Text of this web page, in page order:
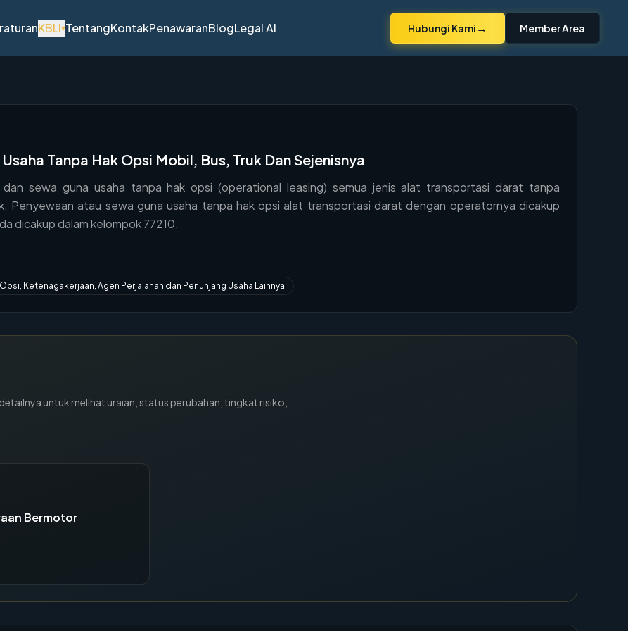
KBLI▾TentangKontakPenawaranBlogLegal AI Hubungi Kami → Member Area
Tanpa Hak Opsi Mobil, Bus, Truk Dan Sejenisnya
sewa guna usaha tanpa hak opsi (operational leasing) semua jenis alat transportasi darat tanpa
Penyewaan atau sewa guna usaha tanpa hak opsi alat transportasi darat dengan operatornya dicakup
dicakup dalam kelompok 77210.
Ketenagakerjaan, Agen Perjalanan dan Penunjang Usaha Lainnya
untuk melihat uraian, status perubahan, tingkat risiko,
Bermotor